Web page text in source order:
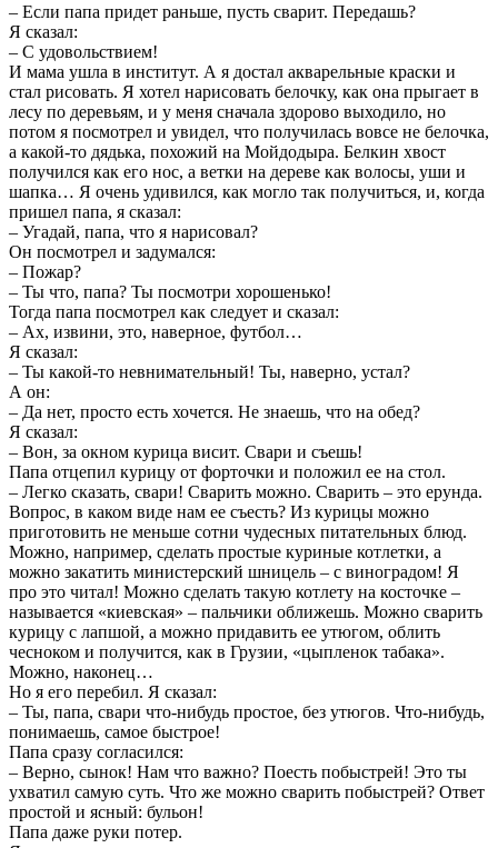
– Если папа придет раньше, пусть сварит. Передашь?
Я сказал:
– С удовольствием!
И мама ушла в институт. А я достал акварельные краски и
стал рисовать. Я хотел нарисовать белочку, как она прыгает в
лесу по деревьям, и у меня сначала здорово выходило, но
потом я посмотрел и увидел, что получилась вовсе не белочка,
а какой-то дядька, похожий на Мойдодыра. Белкин хвост
получился как его нос, а ветки на дереве как волосы, уши и
шапка… Я очень удивился, как могло так получиться, и, когда
пришел папа, я сказал:
– Угадай, папа, что я нарисовал?
Он посмотрел и задумался:
– Пожар?
– Ты что, папа? Ты посмотри хорошенько!
Тогда папа посмотрел как следует и сказал:
– Ах, извини, это, наверное, футбол…
Я сказал:
– Ты какой-то невнимательный! Ты, наверно, устал?
А он:
– Да нет, просто есть хочется. Не знаешь, что на обед?
Я сказал:
– Вон, за окном курица висит. Свари и съешь!
Папа отцепил курицу от форточки и положил ее на стол.
– Легко сказать, свари! Сварить можно. Сварить – это ерунда.
Вопрос, в каком виде нам ее съесть? Из курицы можно
приготовить не меньше сотни чудесных питательных блюд.
Можно, например, сделать простые куриные котлетки, а
можно закатить министерский шницель – с виноградом! Я
про это читал! Можно сделать такую котлету на косточке –
называется «киевская» – пальчики оближешь. Можно сварить
курицу с лапшой, а можно придавить ее утюгом, облить
чесноком и получится, как в Грузии, «цыпленок табака».
Можно, наконец…
Но я его перебил. Я сказал:
– Ты, папа, свари что-нибудь простое, без утюгов. Что-нибудь,
понимаешь, самое быстрое!
Папа сразу согласился:
– Верно, сынок! Нам что важно? Поесть побыстрей! Это ты
ухватил самую суть. Что же можно сварить побыстрей? Ответ
простой и ясный: бульон!
Папа даже руки потер.